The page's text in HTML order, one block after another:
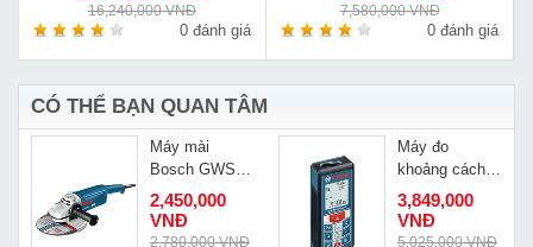
16,240,000 VNĐ
0 đánh giá
7,580,000 VNĐ
0 đánh giá
CÓ THỂ BẠN QUAN TÂM
Máy mài
Bosch GWS
20-180
2,450,000
VNĐ
2,780,000 VNĐ
Máy đo
khoảng cách
Bosch GLM-80
3,849,000
VNĐ
5,025,000 VNĐ